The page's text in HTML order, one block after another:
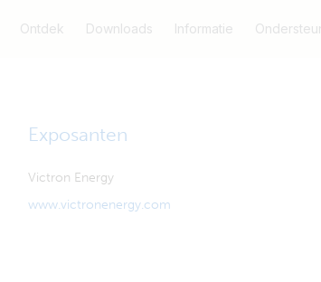
Ontdek Downloads Informatie
Exposanten
Victron Energy
www.victronenergy.com